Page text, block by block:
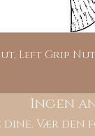
Left Grip
Ingen
dine. Vær den